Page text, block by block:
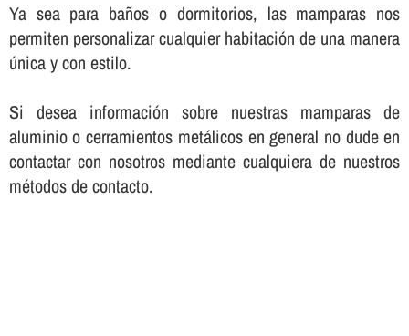
Ya sea para baños o dormitorios, las mamparas nos
permiten personalizar cualquier habitación de una manera
única y con estilo.
Si desea información sobre nuestras mamparas de
aluminio o cerramientos metálicos en general no dude en
contactar con nosotros mediante cualquiera de nuestros
métodos de contacto.